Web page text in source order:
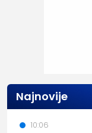
Najnovije
10:06